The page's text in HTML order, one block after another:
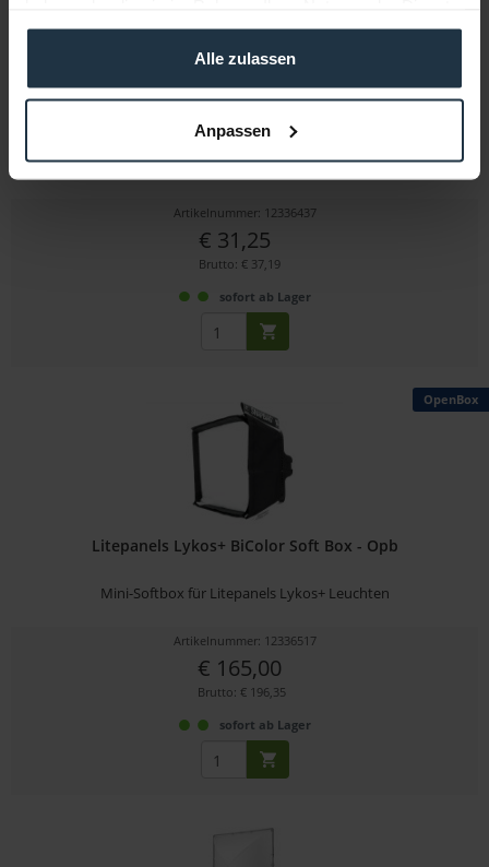
gesammelt haben.
Alle zulassen
Anpassen
Lichtformer für die amaran Pano 120c
Artikelnummer: 12336437
€ 31,25
Brutto: € 37,19
sofort ab Lager
OpenBox
Litepanels Lykos+ BiColor Soft Box - Opb
Mini-Softbox für Litepanels Lykos+ Leuchten
Artikelnummer: 12336517
€ 165,00
Brutto: € 196,35
sofort ab Lager